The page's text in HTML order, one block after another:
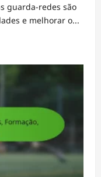
guarda-redes são
e melhorar o...